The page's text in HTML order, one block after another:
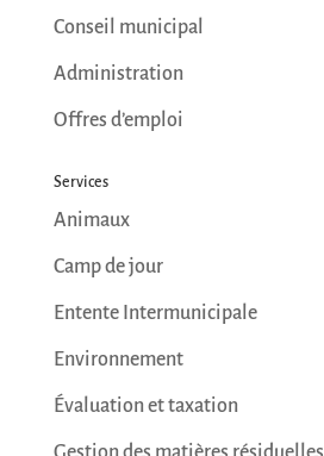
Conseil municipal
Administration
Offres d’emploi
Services
Animaux
Camp de jour
Entente Intermunicipale
Environnement
Évaluation et taxation